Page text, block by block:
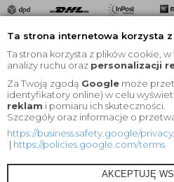
Ta strona internetowa korzysta
Ta strona korzysta z plików cookie,
analizy ruchu oraz personalizacji
Za Twoją zgodą Google może
identyfikatory online) w celu
reklam i pomiaru ich skuteczności.
Szczegóły oraz informacje o
https://business.safety.google/
| https://policies.google.com/terms
AKCEPTUJĘ
2020 © Wszelkie Prawa
Projekt i